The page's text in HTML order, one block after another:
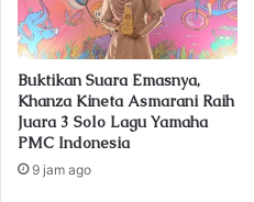
Buktikan Suara Emasnya,
Khanza Kineta Asmarani Raih
Juara 3 Solo Lagu Yamaha
PMC Indonesia
9 jam ago